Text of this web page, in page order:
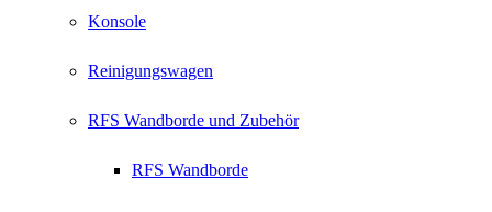
Konsole
Reinigungswagen
RFS Wandborde und Zubehör
RFS Wandborde